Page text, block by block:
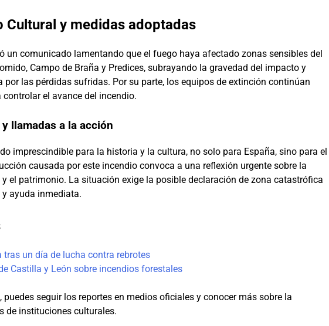
Cultural y medidas adoptadas
un comunicado lamentando que el fuego haya afectado zonas sensibles del
Campo de Braña y Predices, subrayando la gravedad del impacto y
las pérdidas sufridas. Por su parte, los equipos de extinción continúan
el avance del incendio.
llamadas a la acción
imprescindible para la historia y la cultura, no solo para España, sino para el
causada por este incendio convoca a una reflexión urgente sobre la
el patrimonio. La situación exige la posible declaración de zona catastrófica
ayuda inmediata.
tras un día de lucha contra rebrotes
Castilla y León sobre incendios forestales
seguir los reportes en medios oficiales y conocer más sobre la
de instituciones culturales.